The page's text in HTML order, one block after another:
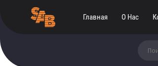
Главная О Нас